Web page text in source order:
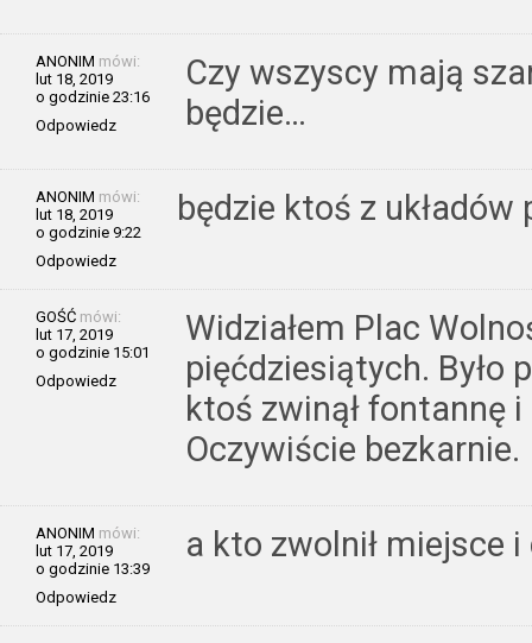
ANONIM mówi:
lut 18, 2019
o godzinie 23:16
Odpowiedz
Czy wszyscy mają
będzie…
ANONIM mówi:
lut 18, 2019
o godzinie 9:22
Odpowiedz
będzie ktoś z
GOŚĆ mówi:
lut 17, 2019
o godzinie 15:01
Odpowiedz
Widziałem Plac
pięćdziesiątych. Było
ktoś zwinął fontannę
Oczywiście bezkarnie.
ANONIM mówi:
lut 17, 2019
o godzinie 13:39
Odpowiedz
a kto zwolnił miejsce i